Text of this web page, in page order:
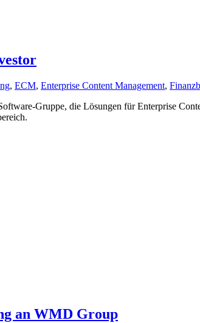
,ECM,Enterprise Content Management,
Gruppe, die Lösungen für Enterprise
an WMD Group